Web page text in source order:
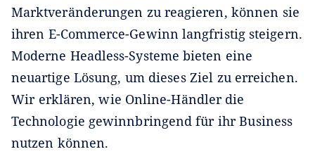
Marktveränderungen zu reagieren, können sie
ihren E-Commerce-Gewinn langfristig steigern.
Moderne Headless-Systeme bieten eine
neuartige Lösung, um dieses Ziel zu erreichen.
Wir erklären, wie Online-Händler die
Technologie gewinnbringend für ihr Business
nutzen können.